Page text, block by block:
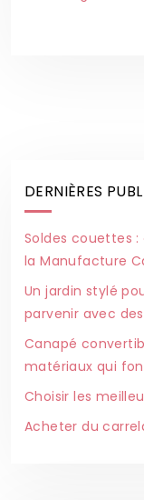
DERNIÈRES
Soldes couettes
la Manufacture
Un jardin stylé
parvenir avec
Canapé
matériaux qui
Choisir les
Acheter du